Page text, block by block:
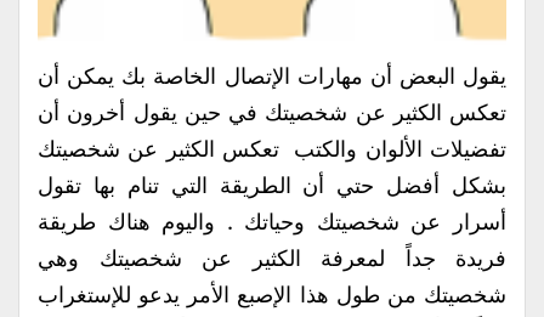
يقول البعض أن مهارات الإتصال الخاصة بك يمكن أن
تعكس الكثير عن شخصيتك في حين يقول أخرون أن
تفضيلات الألوان والكتب تعكس الكثير عن شخصيتك
بشكل أفضل حتي أن الطريقة التي تنام بها تقول
أسرار عن شخصيتك وحياتك . واليوم هناك طريقة
فريدة جداً لمعرفة الكثير عن شخصيتك وهي
شخصيتك من طول هذا الإصبع الأمر يدعو للإستغراب